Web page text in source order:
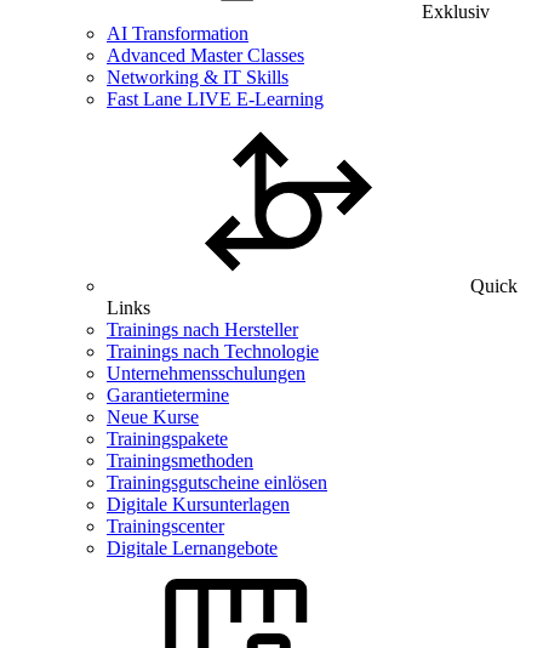
Exklusiv
AI Transformation
Advanced Master Classes
Networking & IT Skills
Fast Lane LIVE E-Learning
Quick
Links
Trainings nach Hersteller
Trainings nach Technologie
Unternehmensschulungen
Garantietermine
Neue Kurse
Trainingspakete
Trainingsmethoden
Trainingsgutscheine einlösen
Digitale Kursunterlagen
Trainingscenter
Digitale Lernangebote